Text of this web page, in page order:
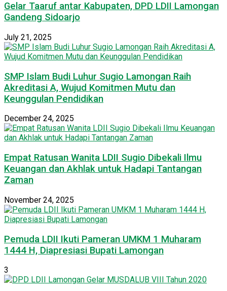
Gelar Taaruf antar Kabupaten, DPD LDII Lamongan
Gandeng Sidoarjo
July 21, 2025
SMP Islam Budi Luhur Sugio Lamongan Raih
Akreditasi A, Wujud Komitmen Mutu dan
Keunggulan Pendidikan
December 24, 2025
Empat Ratusan Wanita LDII Sugio Dibekali Ilmu
Keuangan dan Akhlak untuk Hadapi Tantangan
Zaman
November 24, 2025
Pemuda LDII Ikuti Pameran UMKM 1 Muharam
1444 H, Diapresiasi Bupati Lamongan
3